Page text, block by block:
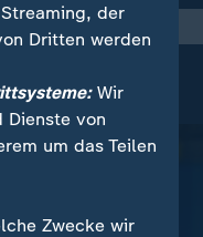
der
Dritten werden
Wir
Dienste von
um das Teilen
Zwecke wir